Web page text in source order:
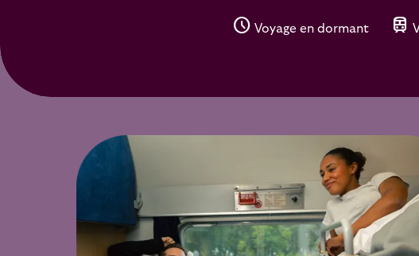
schedule Voyage en dormant train